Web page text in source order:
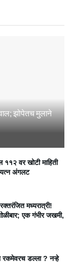
झोपेतच मुलाने
वर खोटी माहिती
अंगलट
मध्यरात्री!
एक गंभीर जखमी,
रकमेवरच डल्ला ? नऱ्हे